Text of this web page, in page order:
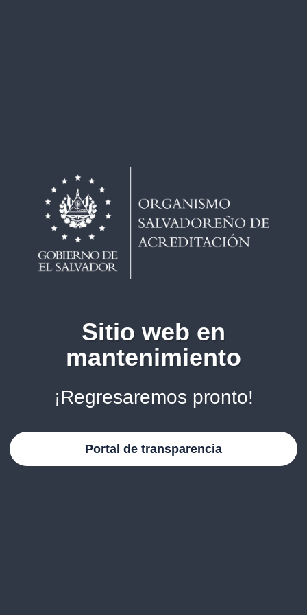
Sitio web en
mantenimiento
¡Regresaremos pronto!
Portal de transparencia